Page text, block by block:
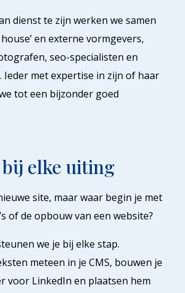
dienst te zijn werken we samen
en externe vormgevers,
seo-specialisten en
Ieder met expertise in zijn of haar
tot een bijzonder goed
elke uiting
site, maar waar begin je met
of de opbouw van een website?
we je bij elke stap.
meteen in je CMS, bouwen je
voor LinkedIn en plaatsen hem